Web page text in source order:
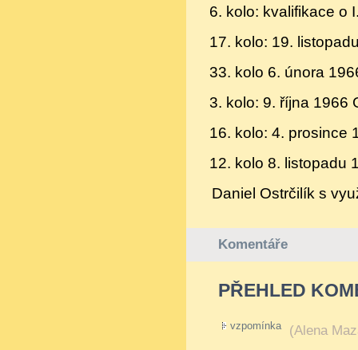
6. kolo: kvalifikace o
17. kolo: 19.
33. kolo 6. února
3. kolo: 9. října 1966
16. kolo: 4. prosince
12. kolo 8. listopadu
Daniel Ostrčilík s
Komentáře
PŘEHLED
vzpomínka (Alena